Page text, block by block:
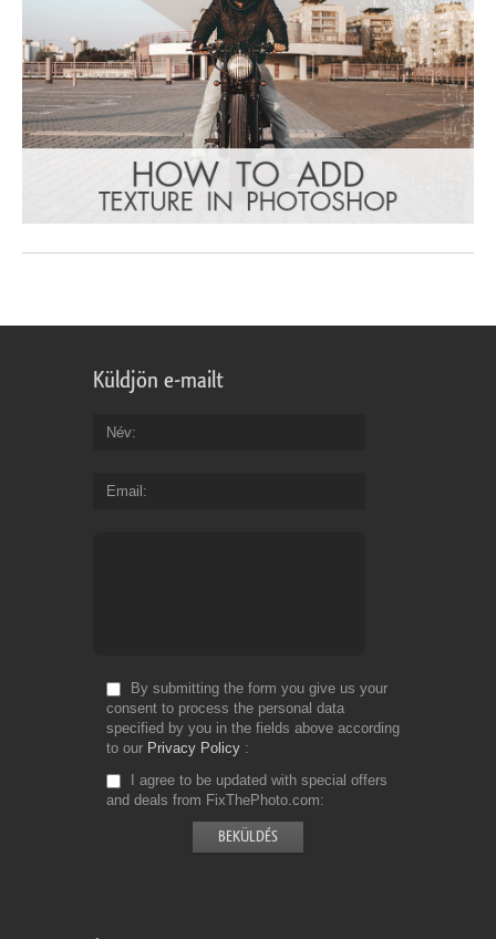
Küldjön e-mailt
Név
Email
By submitting the form you give us your
consent to process the personal data
specified by you in the fields above according
to our Privacy Policy
I agree to be updated with special offers
and deals from FixThePhoto.com